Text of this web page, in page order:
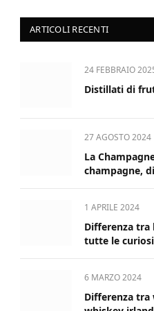
ARTICOLI RECENTI
24 FEBBRAIO
Distillati di
27 AGOSTO 2024
La
champagne,
1 APRILE 2024
Differenza tra
tutte le
6 MARZO 2024
Differenza tra